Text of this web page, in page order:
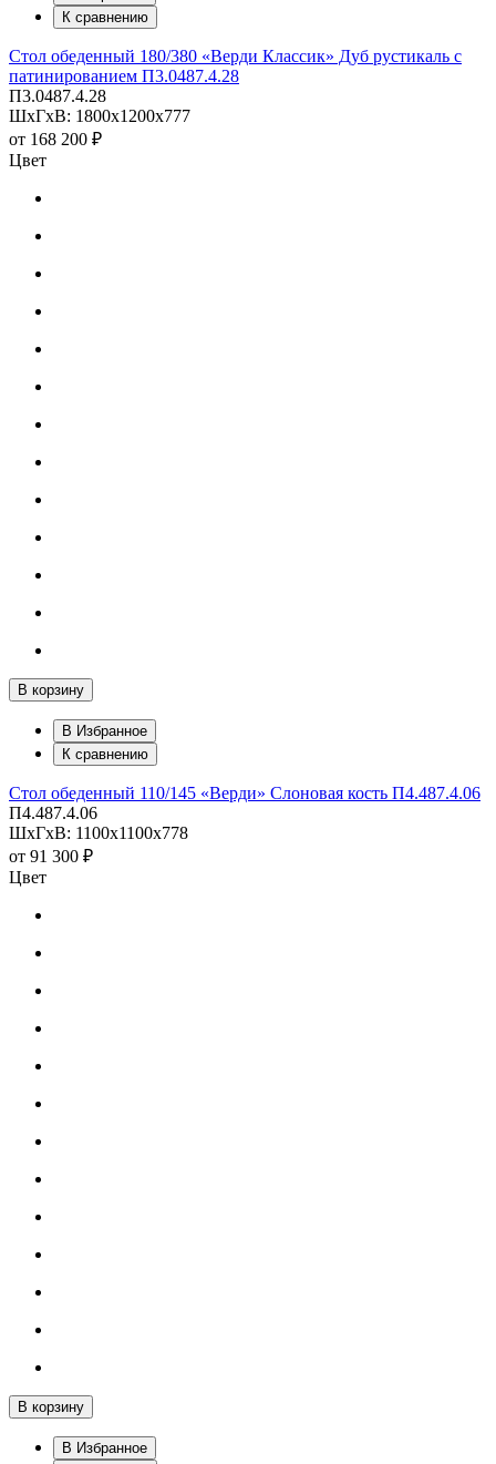
К сравнению
Стол обеденный 180/380 «Верди Классик» Дуб рустикаль с
патинированием П3.0487.4.28
П3.0487.4.28
ШхГхВ: 1800х1200х777
от 168 200 ₽
Цвет
В корзину
В Избранное
К сравнению
Стол обеденный 110/145 «Верди» Слоновая кость П4.487.4.06
П4.487.4.06
ШхГхВ: 1100х1100х778
от 91 300 ₽
Цвет
В корзину
В Избранное